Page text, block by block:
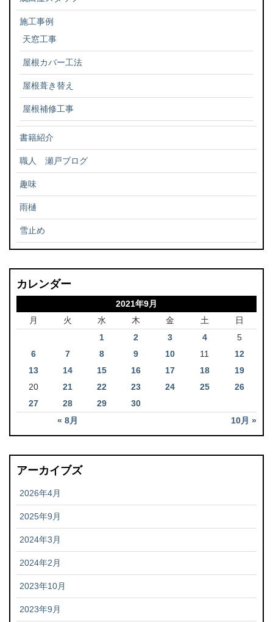
施工事例
天窓工事
屋根カバー工法
屋根葺き替え
屋根補修工事
書籍紹介
職人 瀬戸ブログ
趣味
雨樋
雪止め
カレンダー
2021年9月
月
火 水 木 金 土 日
« 8月 10月 »
1 2 3 4
5
6
7 8 9 10 11
12
13
14 15 16 17 18
19
20
21 22 23 24 25
26
27
28 29 30
アーカイブズ
2026年4月
2025年9月
2024年3月
2024年2月
2023年10月
2023年9月